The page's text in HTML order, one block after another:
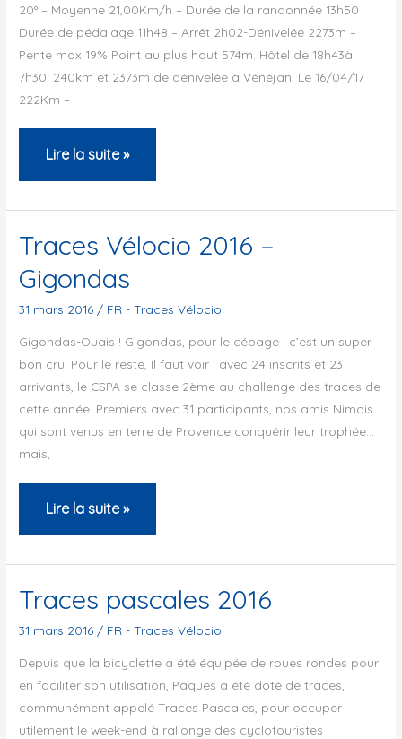
20° – Moyenne 21,00Km/h – Durée de la randonnée 13h50
Durée de pédalage 11h48 – Arrêt 2h02-Dénivelée 2273m –
Pente max 19% Point au plus haut 574m. Hôtel de 18h43à
7h30. 240km et 2373m de dénivelée à Vénéjan. Le 16/04/17
222Km –
Trace
Vélocio
à
2017(30)
Lire la suite »
Traces Vélocio 2016 –
Gigondas
31 mars 2016 / FR - Traces Vélocio
Gigondas-Ouais ! Gigondas, pour le cépage : c’est un super
bon cru. Pour le reste, Il faut voir : avec 24 inscrits et 23
arrivants, le CSPA se classe 2ème au challenge des traces de
cette année. Premiers avec 31 participants, nos amis Nimois
qui sont venus en terre de Provence conquérir leur trophée…
mais,
Traces
Vélocio
2016
Gigondas
Lire la suite »
Traces pascales 2016
31 mars 2016 / FR - Traces Vélocio
Depuis que la bicyclette a été équipée de roues rondes pour
en faciliter son utilisation, Pâques a été doté de traces,
communément appelé Traces Pascales, pour occuper
utilement le week-end à rallonge des cyclotouristes